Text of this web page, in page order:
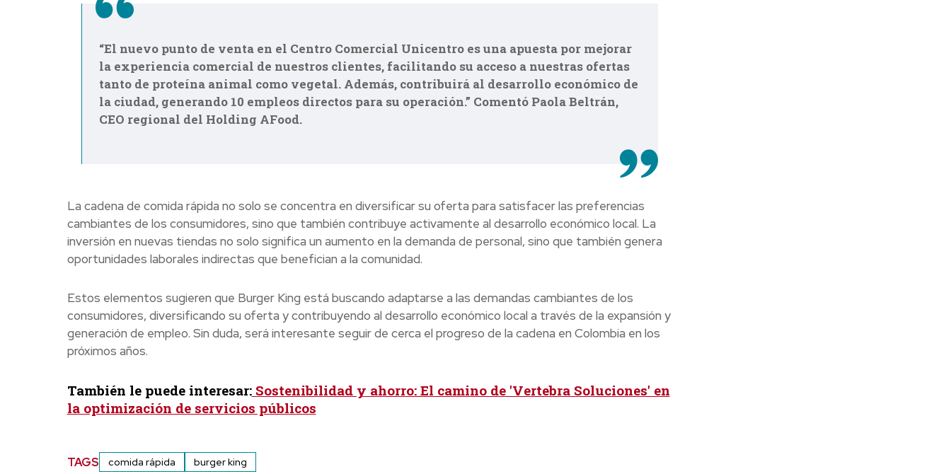
“El nuevo punto de venta en el Centro Comercial Unicentro es una apuesta por mejorar
la experiencia comercial de nuestros clientes, facilitando su acceso a nuestras ofertas
tanto de proteína animal como vegetal. Además, contribuirá al desarrollo económico de
la ciudad, generando 10 empleos directos para su operación.” Comentó Paola Beltrán,
CEO regional del Holding AFood.
La cadena de comida rápida no solo se concentra en diversificar su oferta para satisfacer las preferencias
cambiantes de los consumidores, sino que también contribuye activamente al desarrollo económico local. La
inversión en nuevas tiendas no solo significa un aumento en la demanda de personal, sino que también genera
oportunidades laborales indirectas que benefician a la comunidad.
Estos elementos sugieren que Burger King está buscando adaptarse a las demandas cambiantes de los
consumidores, diversificando su oferta y contribuyendo al desarrollo económico local a través de la expansión y
generación de empleo. Sin duda, será interesante seguir de cerca el progreso de la cadena en Colombia en los
próximos años.
También le puede interesar:Sostenibilidad y ahorro: El camino de 'Vertebra Soluciones' en
la optimización de servicios públicos
TAGS comida rápida burger king